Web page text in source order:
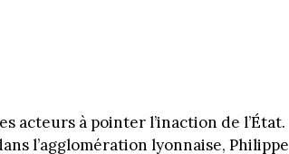
acteurs à pointer l’inaction de l’État.
l’agglomération lyonnaise, Philippe